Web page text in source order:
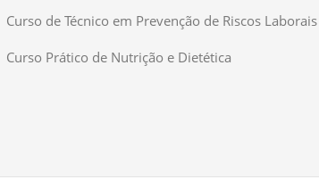
Curso de Técnico em Prevenção de Riscos Laborais
Curso Prático de Nutrição e Dietética